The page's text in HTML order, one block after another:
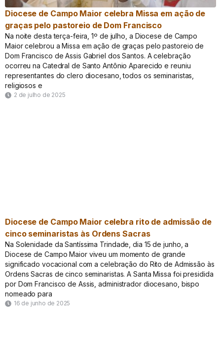
Diocese de Campo Maior celebra Missa em ação de
graças pelo pastoreio de Dom Francisco
Na noite desta terça-feira, 1º de julho, a Diocese de Campo
Maior celebrou a Missa em ação de graças pelo pastoreio de
Dom Francisco de Assis Gabriel dos Santos. A celebração
ocorreu na Catedral de Santo Antônio Aparecido e reuniu
representantes do clero diocesano, todos os seminaristas,
religiosos e
2 de julho de 2025
Diocese de Campo Maior celebra rito de admissão de
cinco seminaristas às Ordens Sacras
Na Solenidade da Santíssima Trindade, dia 15 de junho, a
Diocese de Campo Maior viveu um momento de grande
significado vocacional com a celebração do Rito de Admissão às
Ordens Sacras de cinco seminaristas. A Santa Missa foi presidida
por Dom Francisco de Assis, administrador diocesano, bispo
nomeado para
16 de junho de 2025